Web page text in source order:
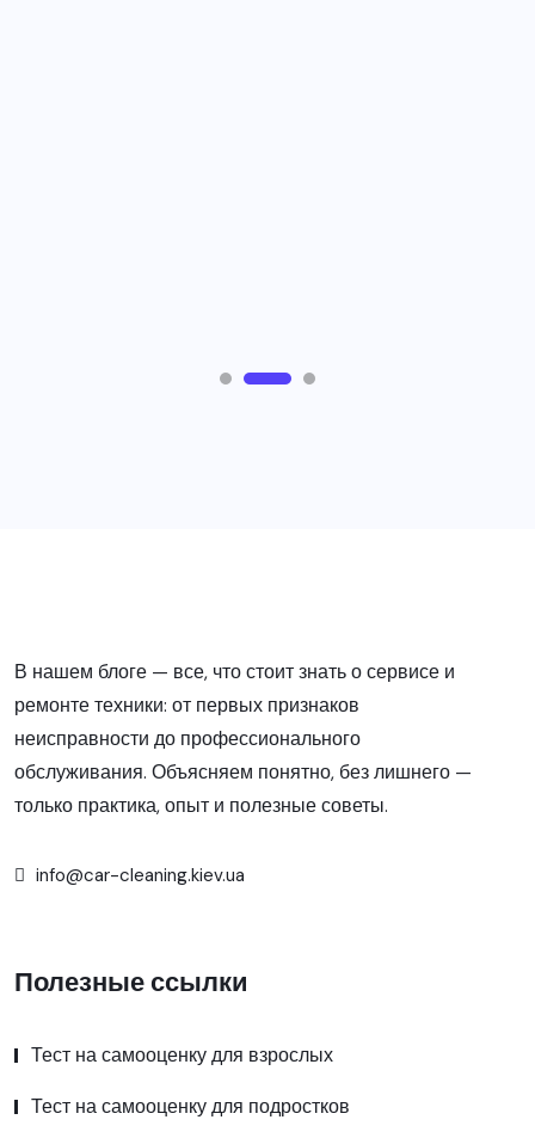
В нашем блоге — все, что стоит знать о сервисе и
ремонте техники: от первых признаков
неисправности до профессионального
обслуживания. Объясняем понятно, без лишнего —
только практика, опыт и полезные советы.
info@car-cleaning.kiev.ua
Полезные ссылки
Тест на самооценку для взрослых
Тест на самооценку для подростков